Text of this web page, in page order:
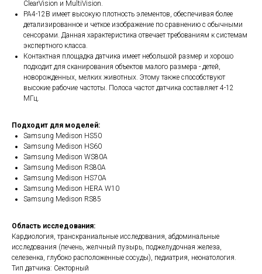
ClearVision и MultiVision.
PA4-12B имеет высокую плотность элементов, обеспечивая более
детализированное и четкое изображение по сравнению с обычными
сенсорами. Данная характеристика отвечает требованиям к системам
экспертного класса.
Контактная площадка датчика имеет небольшой размер и хорошо
подходит для сканирования объектов малого размера - детей,
новорожденных, мелких животных. Этому также способствуют
высокие рабочие частоты. Полоса частот датчика составляет 4-12
МГц.
Подходит для моделей:
Samsung Medison HS50
Samsung Medison HS60
Samsung Medison WS80A
Samsung Medison RS80A
Samsung Medison HS70A
Samsung Medison HERA W10
Samsung Medison RS85
Область исследования:
Кардиология, транскраниальные исследования, абдоминальные
исследования (печень, желчный пузырь, поджелудочная железа,
селезенка, глубоко расположенные сосуды), педиатрия, неонатология.
Тип датчика: Секторный